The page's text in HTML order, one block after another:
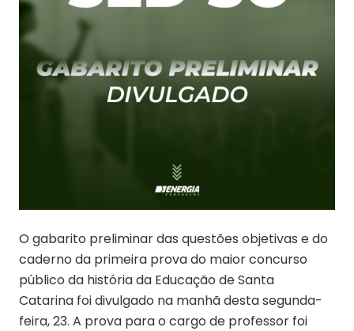
O gabarito preliminar das questões objetivas e do
caderno da primeira prova do maior concurso
público da história da Educação de Santa
Catarina foi divulgado na manhã desta segunda-
feira, 23. A prova para o cargo de professor foi